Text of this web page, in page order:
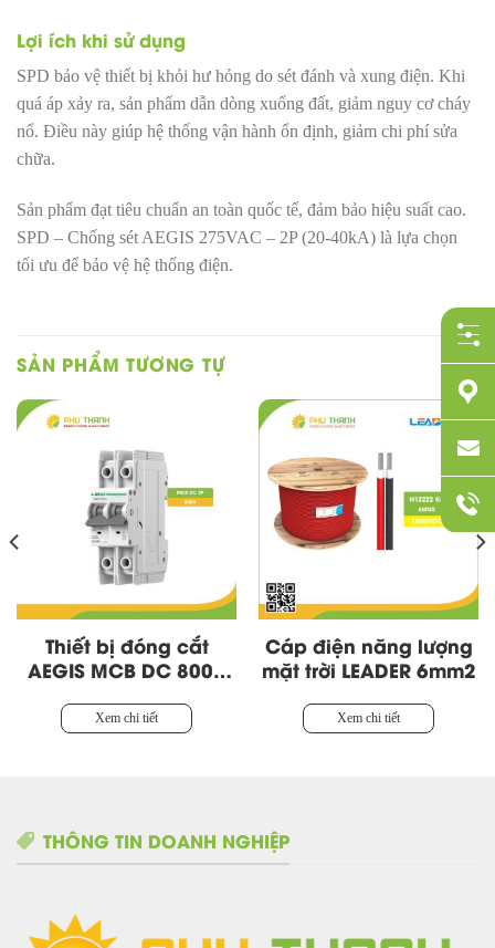
Lợi ích khi sử dụng
SPD bảo vệ thiết bị khỏi hư hỏng do sét đánh và xung điện. Khi
quá áp xảy ra, sản phẩm dẫn dòng xuống đất, giảm nguy cơ cháy
nổ. Điều này giúp hệ thống vận hành ổn định, giảm chi phí sửa
chữa.
Sản phẩm đạt tiêu chuẩn an toàn quốc tế, đảm bảo hiệu suất cao.
SPD – Chống sét AEGIS 275VAC – 2P (20-40kA) là lựa chọn
tối ưu để bảo vệ hệ thống điện.
SẢN PHẨM TƯƠNG TỰ
Thiết bị đóng cắt
AEGIS MCB DC 800V
Xem chi tiết
Cáp điện năng lượng
mặt trời LEADER 6mm2
Xem chi tiết
THÔNG TIN DOANH NGHIỆP